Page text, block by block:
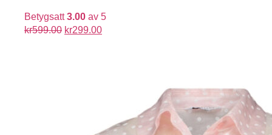
Betygsatt3.00 av 5
kr599.00 kr299.00